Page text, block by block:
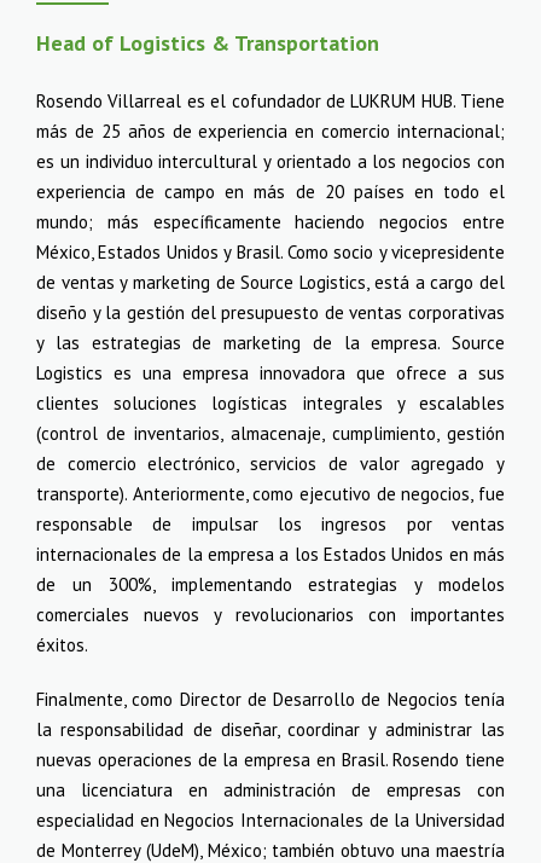
Head of Logistics & Transportation
Rosendo Villarreal es el cofundador de LUKRUM HUB. Tiene
más de 25 años de experiencia en comercio internacional;
es un individuo intercultural y orientado a los negocios con
experiencia de campo en más de 20 países en todo el
mundo; más específicamente haciendo negocios entre
México, Estados Unidos y Brasil. Como socio y vicepresidente
de ventas y marketing de Source Logistics, está a cargo del
diseño y la gestión del presupuesto de ventas corporativas
y las estrategias de marketing de la empresa. Source
Logistics es una empresa innovadora que ofrece a sus
clientes soluciones logísticas integrales y escalables
(control de inventarios, almacenaje, cumplimiento, gestión
de comercio electrónico, servicios de valor agregado y
transporte). Anteriormente, como ejecutivo de negocios, fue
responsable de impulsar los ingresos por ventas
internacionales de la empresa a los Estados Unidos en más
de un 300%, implementando estrategias y modelos
comerciales nuevos y revolucionarios con importantes
éxitos.
Finalmente, como Director de Desarrollo de Negocios tenía
la responsabilidad de diseñar, coordinar y administrar las
nuevas operaciones de la empresa en Brasil. Rosendo tiene
una licenciatura en administración de empresas con
especialidad en Negocios Internacionales de la Universidad
de Monterrey (UdeM), México; también obtuvo una maestría